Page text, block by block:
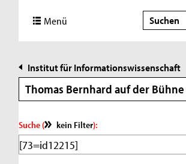
Menü Suche
Suche
Institut für Informationswissenschaft
Thomas Bernhard auf der Bühne
Suche ( kein Filter):